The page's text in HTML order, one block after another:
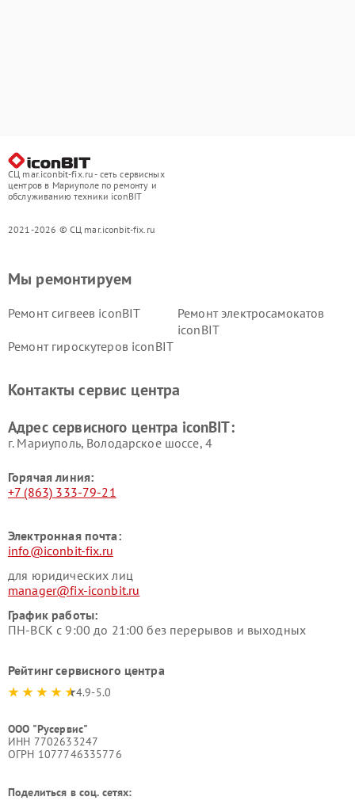
СЦ mar.iconbit-fix.ru - сеть сервисных
центров в Мариуполе по ремонту и
обслуживанию техники iconBIT
2021-2026 © СЦ mar.iconbit-fix.ru
Мы ремонтируем
Ремонт сигвеев iconBIT
Ремонт электросамокатов
iconBIT
Ремонт гироскутеров iconBIT
Контакты сервис центра
Адрес сервисного центра iconBIT:
г. Мариуполь, Володарское шоссе, 4
Горячая линия:
+7 (863) 333-79-21
Электронная почта:
info@iconbit-fix.ru
для юридических лиц
manager@fix-iconbit.ru
График работы:
ПН-ВСК с 9:00 до 21:00 без перерывов и выходных
Рейтинг сервисного центра
4.9-5.0
ООО "Русервис"
ИНН 7702633247
ОГРН 1077746335776
Поделиться в соц. сетях: